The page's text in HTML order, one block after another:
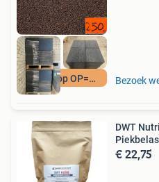
Goedkoop OP=OP Bezoek
DWT
€ 22,75